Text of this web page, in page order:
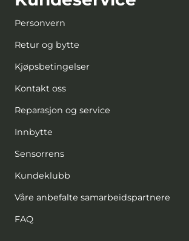
Personvern
Retur og bytte
Kjøpsbetingelser
Kontakt oss
Reparasjon og service
Innbytte
Sensorrens
Kundeklubb
Våre anbefalte samarbeidspartnere
FAQ